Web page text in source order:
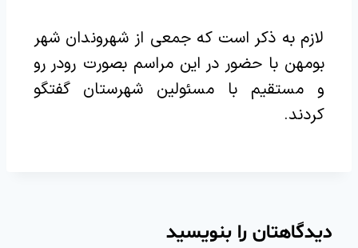
لازم به ذکر است که جمعی از شهروندان شهر
بومهن با حضور در این مراسم بصورت رودر رو
و مستقیم با مسئولین شهرستان گفتگو
کردند.
دیدگاهتان را بنویسید